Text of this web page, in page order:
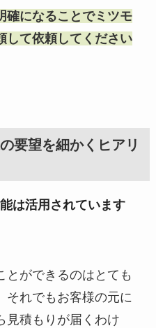
確になることでミツモ
して依頼してください
要望を細かくヒアリ
は活用されています
とができるのはとても
それでもお客様の元に
見積もりが届くわけ